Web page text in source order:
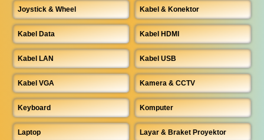
Joystick & Wheel Kabel & Konektor
Kabel Data Kabel HDMI
Kabel LAN Kabel USB
Kabel VGA Kamera & CCTV
Keyboard Komputer
Laptop Layar & Braket Proyektor